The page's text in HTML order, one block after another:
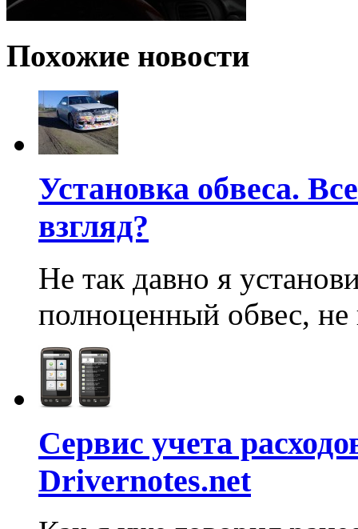
Похожие новости
Установка обвеса.
взгляд?
Не так давно я
полноценный обвес, не
Сервис учета
Drivernotes.net